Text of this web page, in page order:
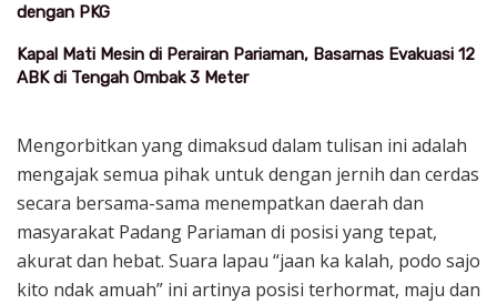
dengan PKG
Kapal Mati Mesin di Perairan Pariaman, Basarnas Evakuasi 12
ABK di Tengah Ombak 3 Meter
Mengorbitkan yang dimaksud dalam tulisan ini adalah
mengajak semua pihak untuk dengan jernih dan cerdas
secara bersama-sama menempatkan daerah dan
masyarakat Padang Pariaman di posisi yang tepat,
akurat dan hebat. Suara lapau “jaan ka kalah, podo sajo
kito ndak amuah” ini artinya posisi terhormat, maju dan